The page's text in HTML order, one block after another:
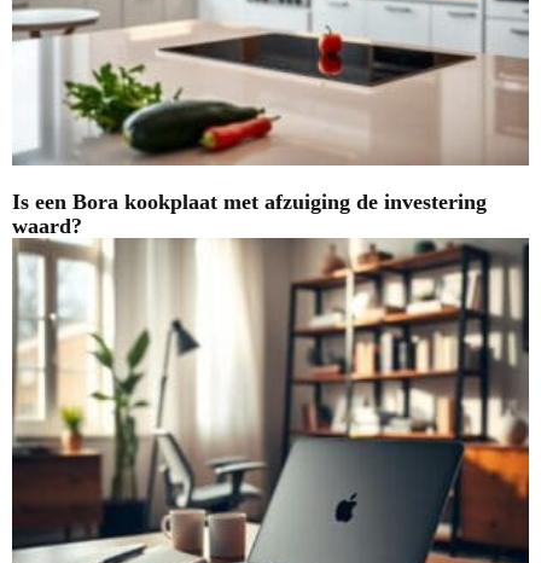
Is een Bora kookplaat met afzuiging de investering
waard?